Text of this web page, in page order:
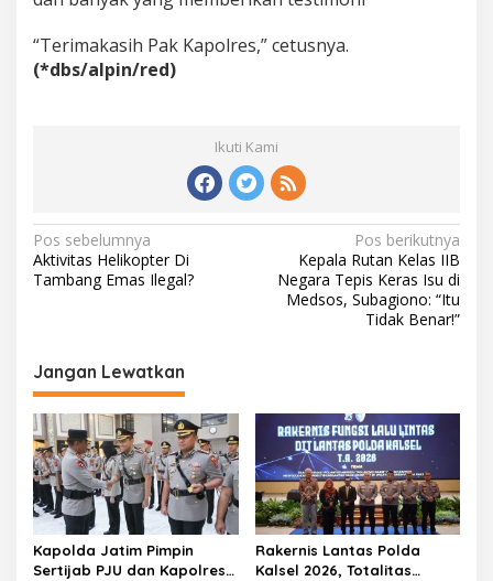
“Terimakasih Pak Kapolres,” cetusnya.
(*dbs/alpin/red)
Ikuti Kami
N
a
g
a
s
i
p
o
s
Pos sebelumnya
Aktivitas Helikopter Di
Tambang Emas Ilegal?
Pos berikutnya
Kepala Rutan Kelas IIB
Negara Tepis Keras Isu di
Medsos, Subagiono: “Itu
Tidak Benar!”
Jangan Lewatkan
Kapolda Jatim Pimpin
Sertijab PJU dan Kapolres,
Rakernis Lantas Polda
Kalsel 2026, Totalitas